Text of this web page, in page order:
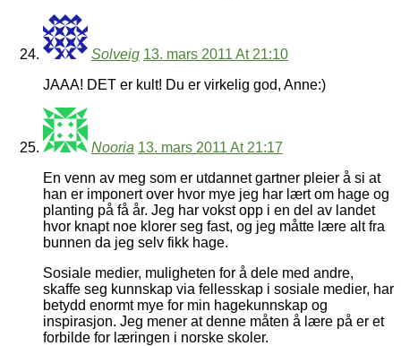
Solveig 13. mars 2011 At 21:10
JAAA! DET er kult! Du er virkelig god, Anne:)
Nooria 13. mars 2011 At 21:17
En venn av meg som er utdannet gartner pleier å si at
han er imponert over hvor mye jeg har lært om hage og
planting på få år. Jeg har vokst opp i en del av landet
hvor knapt noe klorer seg fast, og jeg måtte lære alt fra
bunnen da jeg selv fikk hage.
Sosiale medier, muligheten for å dele med andre,
skaffe seg kunnskap via fellesskap i sosiale medier, har
betydd enormt mye for min hagekunnskap og
inspirasjon. Jeg mener at denne måten å lære på er et
forbilde for læringen i norske skoler.